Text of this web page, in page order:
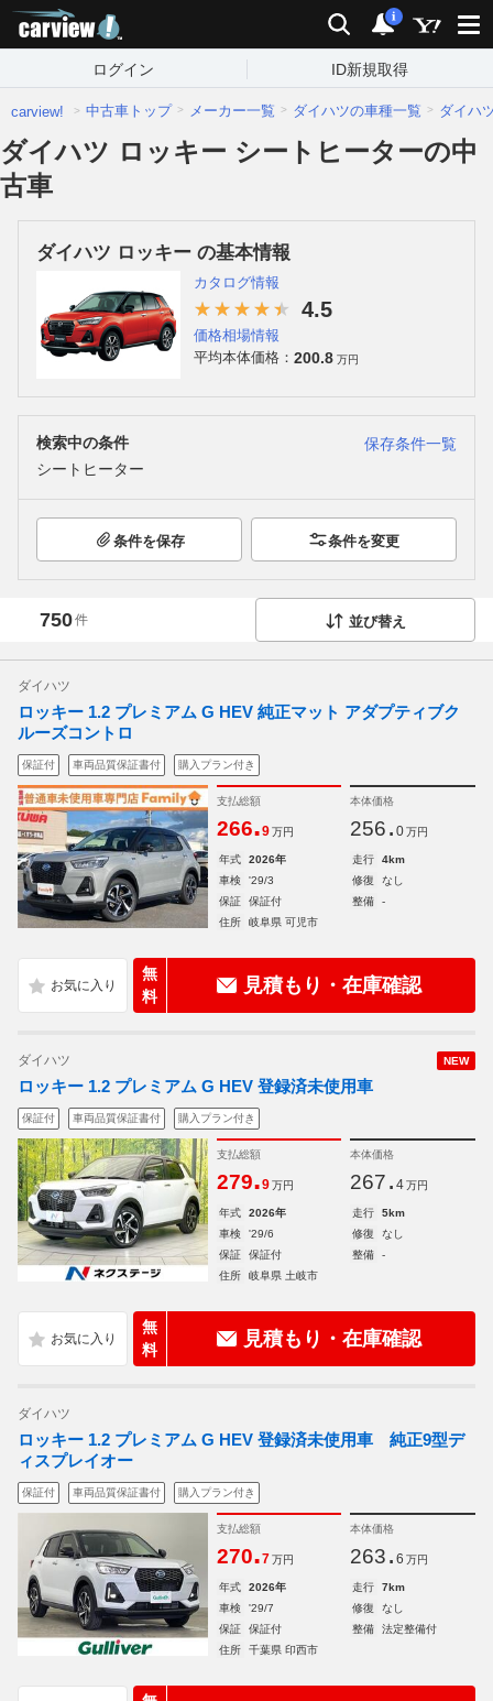
検索 通知
i
ログイン ID新規取得
carview! 中古車トップ メーカー一覧 ダイハツの車種一覧 ダイハ
ダイハツ ロッキー シートヒーターの中
古車
ダイハツ ロッキー の基本情報
カタログ情報
4.5
価格相場情報
平均本体価格： 200.8 万円
検索中の条件
保存条件一覧
シートヒーター
条件を保存 条件を変更
750件 並び替え
ダイハツ
ロッキー 1.2 プレミアム G HEV 純正マット アダプティブク
ルーズコントロ
保証付 車両品質保証書付 購入プラン付き
支払総額
266.9 万円
本体価格
256. 0 万円
年式 2026年 走行
4km
車検
'29/3 修復
なし
保証
保証付 整備
-
住所
岐阜県 可児市
無
料
見積もり・在庫確認
NEW
ダイハツ
ロッキー 1.2 プレミアム G HEV 登録済未使用車
保証付 車両品質保証書付 購入プラン付き
支払総額
279.9 万円
本体価格
267. 4 万円
年式 2026年 走行
5km
車検
'29/6 修復
なし
保証
保証付 整備
-
住所
岐阜県 土岐市
無
料
見積もり・在庫確認
ダイハツ
ロッキー 1.2 プレミアム G HEV 登録済未使用車 純正9型デ
ィスプレイオー
保証付 車両品質保証書付 購入プラン付き
支払総額
270.7 万円
本体価格
263. 6 万円
年式 2026年 走行
7km
車検
'29/7 修復
なし
保証
保証付 整備
法定整備付
住所
千葉県 印西市